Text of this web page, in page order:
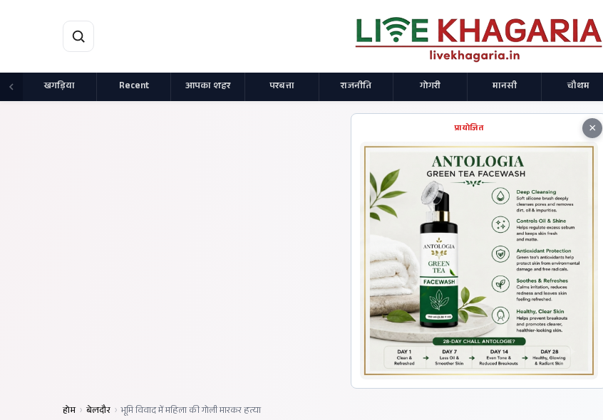
खगड़िया Recent आपका शहर परबत्ता राजनीति गोगरी मानसी चौथम
×
प्रायोजित
होम › बेलदौर › भूमि विवाद में महिला की गोली मारकर हत्या